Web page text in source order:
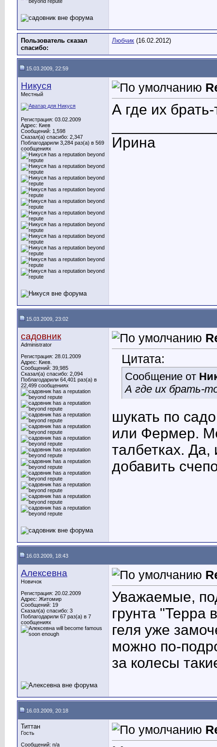
Пользователь сказал
cпасибо:
Любчик (16.02.2012)
15.03.2009, 22:59
Никуся
Местный
Регистрация: 03.02.2009
Адрес: Киев
Сообщений: 1,598
Сказал(а) спасибо: 2,347
Поблагодарили 3,284 раз(а) в 569
сообщениях
А где их
Ирина
15.03.2009, 23:02
садовник
Administrator
Регистрация: 28.01.2009
Адрес: Киев.
Сообщений: 39,985
Сказал(а) спасибо: 2,094
Поблагодарили 64,401 раз(а) в
22,499 сообщениях
Цитата:
Сообщение от
А где их брать-
шукать по
или Фермер.
талбетках. Да,
добавить
16.03.2009, 18:43
Алексевна
Новичок
Регистрация: 20.02.2009
Адрес: Житомир
Сообщений: 19
Сказал(а) спасибо: 3
Поблагодарили 67 раз(а) в 7
сообщениях
Уважаемые,
грунта "Терра
геля уже
можно по-
за колесы
16.03.2009, 20:18
Титтан
Гость
Сообщений: n/a